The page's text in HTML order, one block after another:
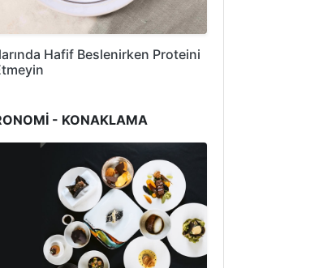
Hafif Beslenirken Proteini
- KONAKLAMA